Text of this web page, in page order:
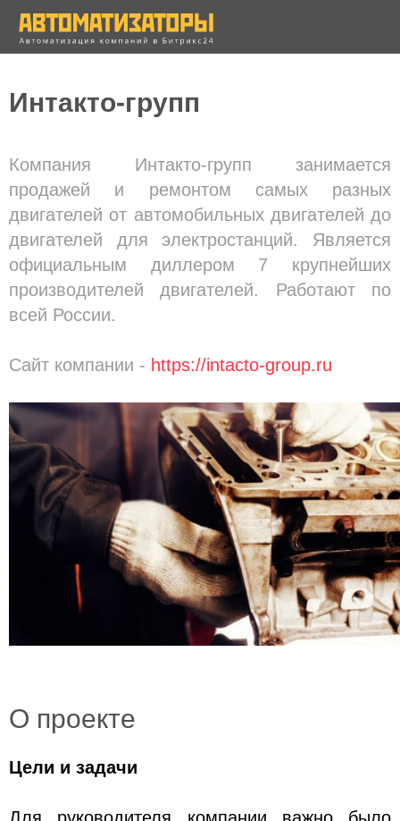
пр.
40, офис
Ростов-
Ростов-
8(863)
Москва
Интакто-групп
Компания Интакто-групп занимается
продажей и ремонтом самых разных
двигателей от автомобильных двигателей до
двигателей для электростанций. Является
официальным диллером 7 крупнейших
производителей двигателей. Работают по
всей России.
Сайт компании - https://intacto-group.ru
О проекте
Цели и задачи